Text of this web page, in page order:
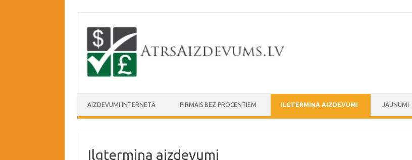
AIZDEVUMI INTERNETĀ PIRMAIS BEZ PROCENTIEM ILGTERMIŅA AIZDEVUMI JAUNUMI
Ilgtermiņa aizdevumi